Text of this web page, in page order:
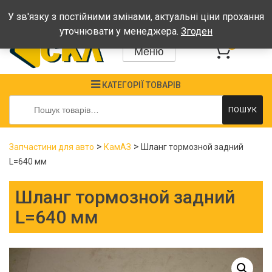
Графік: Пн-Пт: 08:00-17:00, Сб-Нд - вихідні
Меню
КАТЕГОРІЇ ТОВАРІВ
Шукати:
ПОШУК
Запчастини для авто > КамАЗ > Шланг тормозной задний
L=640 мм
Шланг тормозной задний
L=640 мм
У зв'язку з постійними змінами, актуальні ціни прохання
уточнювати у менеджера. Згоден